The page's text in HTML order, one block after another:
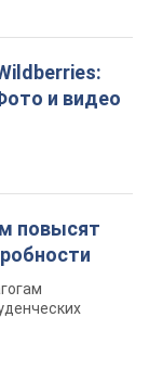
и видео
повысят